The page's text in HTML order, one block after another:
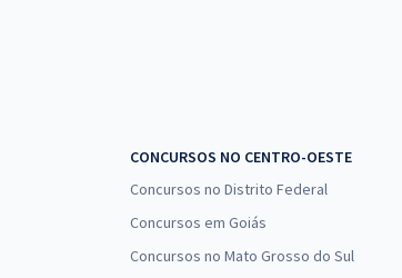
CONCURSOS NO CENTRO-OESTE
Concursos no Distrito Federal
Concursos em Goiás
Concursos no Mato Grosso do Sul